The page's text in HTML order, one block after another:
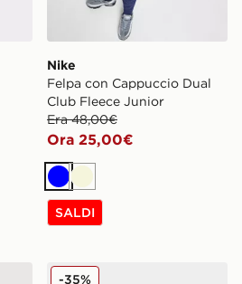
Nike
Felpa con Cappuccio Dual
Club Fleece Junior
Era 48,00€
Ora 25,00€
BluBeige
SALDI
JuniorNike Maglia Air Max Junior
-35%